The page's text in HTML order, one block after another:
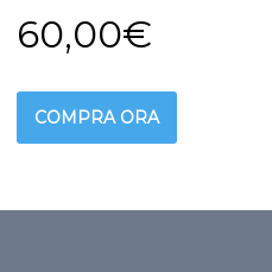
60,00€
COMPRA ORA